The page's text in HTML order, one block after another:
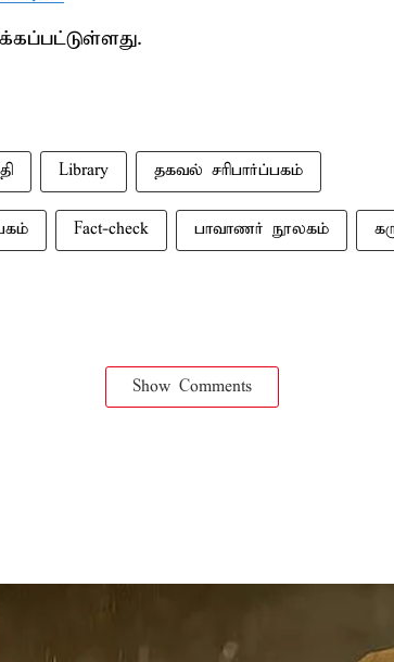
Library தகவல் சரிபார்ப்பகம்
Fact-check பாவாணர் நூலகம்
Show Comments